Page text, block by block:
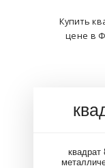
Купить
цене в
квадрат